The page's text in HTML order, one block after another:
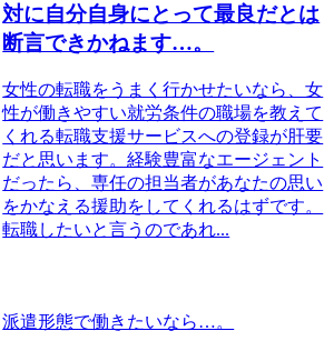
対に自分自身にとって最良だとは
断言できかねます…。
女性の転職をうまく行かせたいなら、女
性が働きやすい就労条件の職場を教えて
くれる転職支援サービスへの登録が肝要
だと思います。経験豊富なエージェント
だったら、専任の担当者があなたの思い
をかなえる援助をしてくれるはずです。
転職したいと言うのであれ...
派遣形態で働きたいなら…。